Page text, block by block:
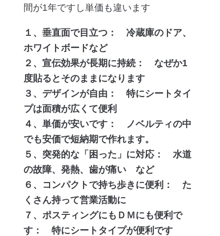
間が1年ですし単価も違います
１、垂直面で目立つ： 冷蔵庫のドア、
ホワイトボードなど
２、宣伝効果が長期に持続： なぜか1
度貼るとそのままになります
３、デザインが自由： 特にシートタイ
プは面積が広くて便利
４、単価が安いです： ノベルティの中
でも安価で短納期で作れます。
５、突発的な「困った」に対応： 水道
の故障、発熱、歯が痛い など
６、コンパクトで持ち歩きに便利： た
くさん持って営業活動に
７、ポスティングにもＤＭにも便利で
す： 特にシートタイプが便利です